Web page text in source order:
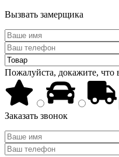
Вызвать замерщика
Пожалуйста, докажите, что
Заказать звонок